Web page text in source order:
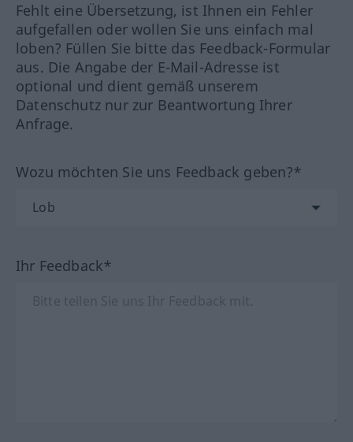
Fehlt eine Übersetzung, ist Ihnen ein Fehler
aufgefallen oder wollen Sie uns einfach mal
loben? Füllen Sie bitte das Feedback-Formular
aus. Die Angabe der E-Mail-Adresse ist
optional und dient gemäß unserem
Datenschutz nur zur Beantwortung Ihrer
Anfrage.
Wozu möchten Sie uns Feedback geben?*
Ihr Feedback*